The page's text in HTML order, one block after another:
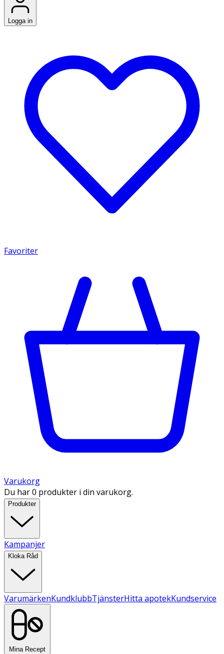
Logga in
Favoriter
Varukorg
Du har 0 produkter i din varukorg.
Produkter
Kampanjer
Kloka Råd
VarumärkenKundklubbTjänsterHitta apotekKundservice
Mina Recept